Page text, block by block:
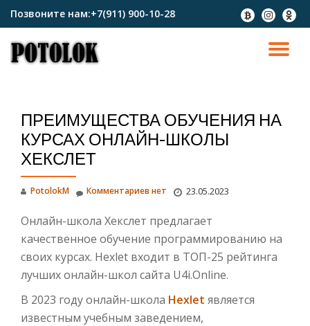
содержимому
Позвоните нам:+7(911) 900-10-28
fa-
btc
fa-
instagram
fa-
ПРЕИМУЩЕСТВА ОБУЧЕНИЯ НА
КУРСАХ ОНЛАЙН-ШКОЛЫ
ХЕКСЛЕТ
PotolokM 23.05.2023
Комментариев нет
Онлайн-школа Хекслет предлагает
качественное обучение программированию на
своих курсах. Hexlet входит в ТОП-25 рейтинга
лучших онлайн-школ сайта U4i.Online.
В 2023 году онлайн-школа Hexlet является
известным учебным заведением,